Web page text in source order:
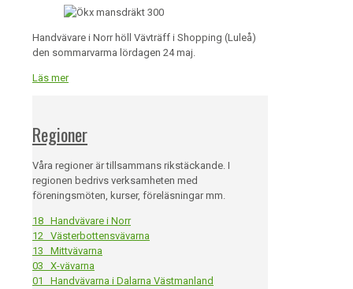
Handvävare i Norr höll Vävträff i Shopping (Luleå)
den sommarvarma lördagen 24 maj.
Läs mer
Regioner
Våra regioner är tillsammans rikstäckande. I
regionen bedrivs verksamheten med
föreningsmöten, kurser, föreläsningar mm.
18 Handvävare i Norr
12 Västerbottensvävarna
13 Mittvävarna
03 X-vävarna
01 Handvävarna i Dalarna Västmanland